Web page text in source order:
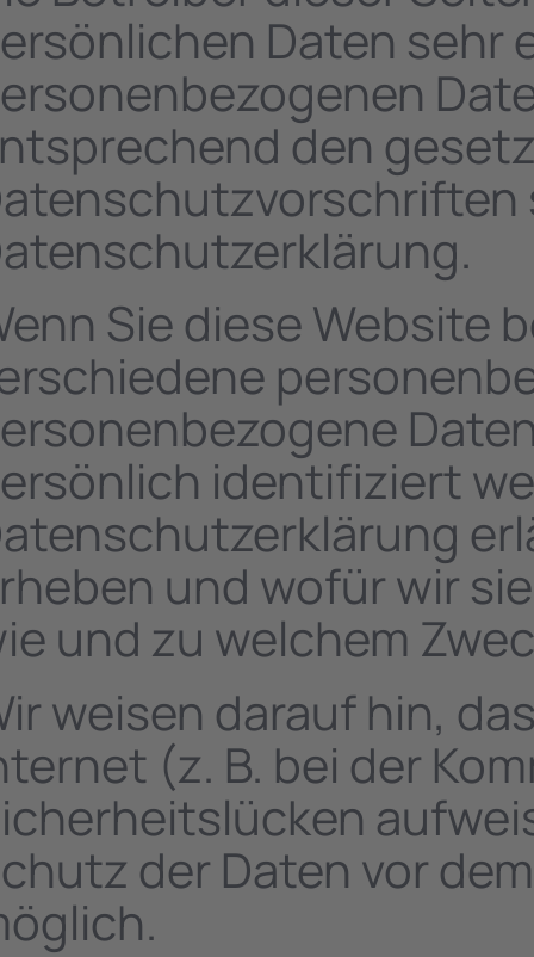
Daten sehr
den
Sie diese Website
identifiziert
und wofür wir
und zu welchem
weisen darauf hin,
(z. B. bei der
der Daten vor